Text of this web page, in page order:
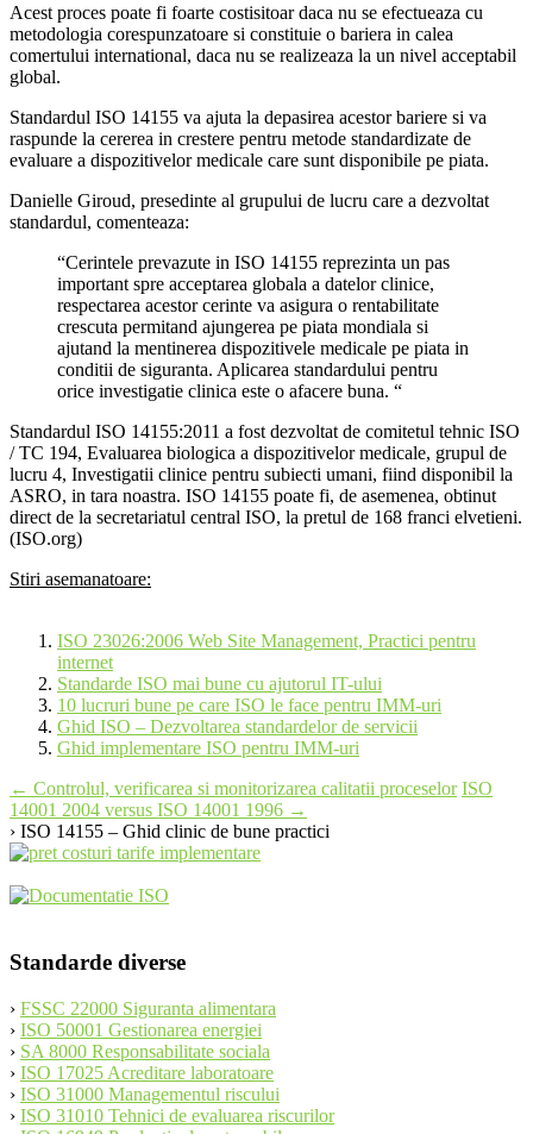
Acest proces poate fi foarte costisitoar daca nu se efectueaza cu
metodologia corespunzatoare si constituie o bariera in calea
comertului international, daca nu se realizeaza la un nivel acceptabil
global.
Standardul ISO 14155 va ajuta la depasirea acestor bariere si va
raspunde la cererea in crestere pentru metode standardizate de
evaluare a dispozitivelor medicale care sunt disponibile pe piata.
Danielle Giroud, presedinte al grupului de lucru care a dezvoltat
standardul, comenteaza:
“Cerintele prevazute in ISO 14155 reprezinta un pas
important spre acceptarea globala a datelor clinice,
respectarea acestor cerinte va asigura o rentabilitate
crescuta permitand ajungerea pe piata mondiala si
ajutand la mentinerea dispozitivele medicale pe piata in
conditii de siguranta. Aplicarea standardului pentru
orice investigatie clinica este o afacere buna. “
Standardul ISO 14155:2011 a fost dezvoltat de comitetul tehnic ISO
/ TC 194, Evaluarea biologica a dispozitivelor medicale, grupul de
lucru 4, Investigatii clinice pentru subiecti umani, fiind disponibil la
ASRO, in tara noastra. ISO 14155 poate fi, de asemenea, obtinut
direct de la secretariatul central ISO, la pretul de 168 franci elvetieni.
(ISO.org)
Stiri asemanatoare:
ISO 23026:2006 Web Site Management, Practici pentru
internet
Standarde ISO mai bune cu ajutorul IT-ului
10 lucruri bune pe care ISO le face pentru IMM-uri
Ghid ISO – Dezvoltarea standardelor de servicii
Ghid implementare ISO pentru IMM-uri
Post
navigation
← Controlul, verificarea si monitorizarea calitatii proceselor ISO
14001 2004 versus ISO 14001 1996 →
› ISO 14155 – Ghid clinic de bune practici
Standarde diverse
› FSSC 22000 Siguranta alimentara
› ISO 50001 Gestionarea energiei
› SA 8000 Responsabilitate sociala
› ISO 17025 Acreditare laboratoare
› ISO 31000 Managementul riscului
› ISO 31010 Tehnici de evaluarea riscurilor